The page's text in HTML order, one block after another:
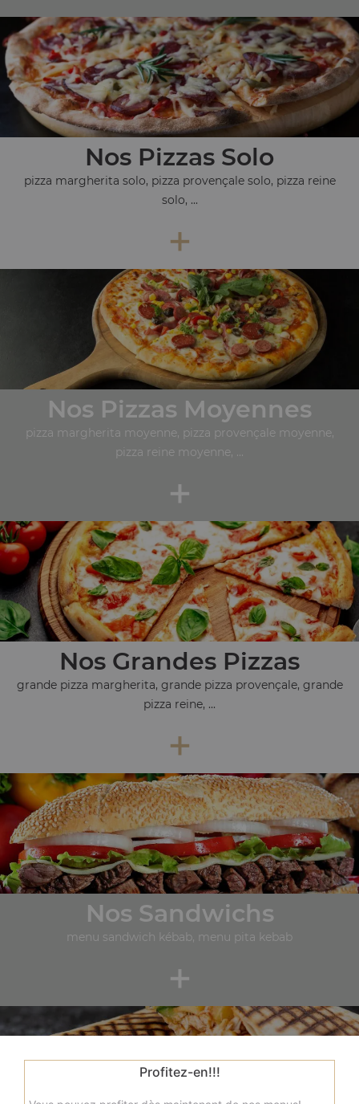
Nos Pizzas Solo
pizza margherita solo, pizza provençale solo, pizza reine
solo, ...
+
Nos Pizzas Moyennes
pizza margherita moyenne, pizza provençale moyenne,
pizza reine moyenne, ...
+
Nos Grandes Pizzas
grande pizza margherita, grande pizza provençale, grande
pizza reine, ...
+
Nos Sandwichs
menu sandwich kébab, menu pita kebab
+
Profitez-en!!!